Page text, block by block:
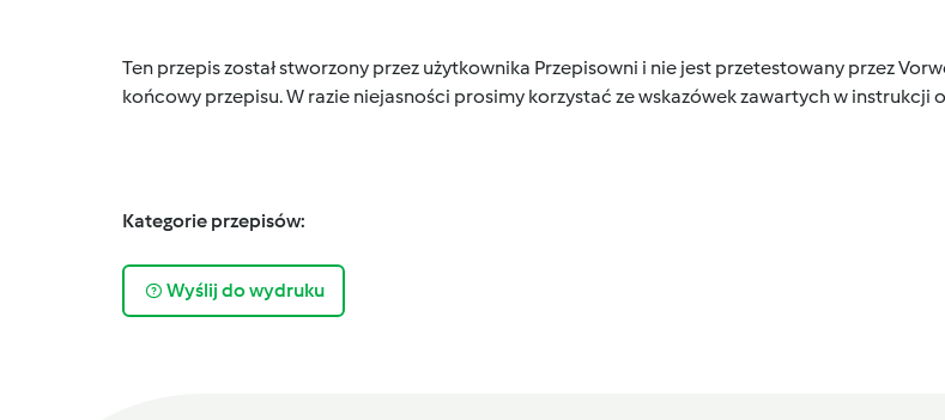
Ten przepis został stworzony przez użytkownika Przepisowni i nie jest przetestowany przez
końcowy przepisu. W razie niejasności prosimy korzystać ze wskazówek zawartych w instrukcji
Kategorie przepisów:
Wyślij do wydruku